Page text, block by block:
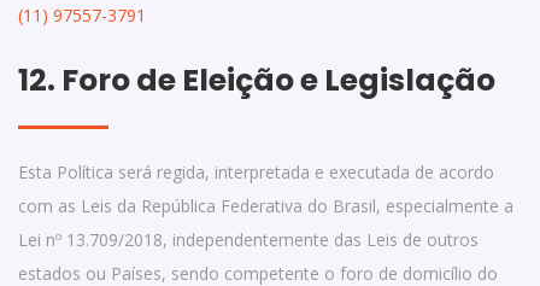
(11) 97557-3791
12. Foro de Eleição e Legislação
Esta Política será regida, interpretada e executada de acordo
com as Leis da República Federativa do Brasil, especialmente a
Lei nº 13.709/2018, independentemente das Leis de outros
estados ou Países, sendo competente o foro de domicílio do